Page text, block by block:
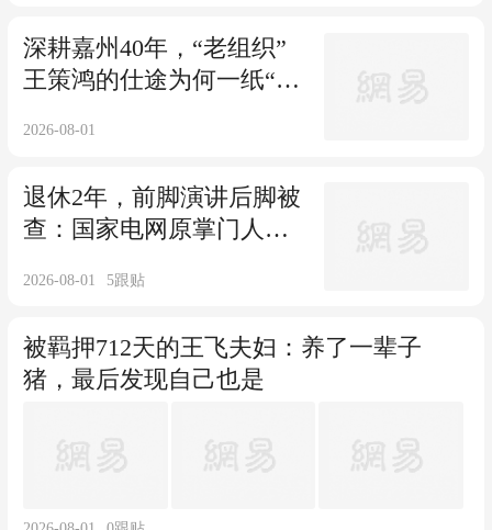
深耕嘉州40年，“老组织”
王策鸿的仕途为何一纸“双
2026-08-01
退休2年，前脚演讲后脚被
查：国家电网原掌门人辛
2026-08-01 5跟贴
被羁押712天的王飞夫妇：养了一辈子
猪，最后发现自己也是